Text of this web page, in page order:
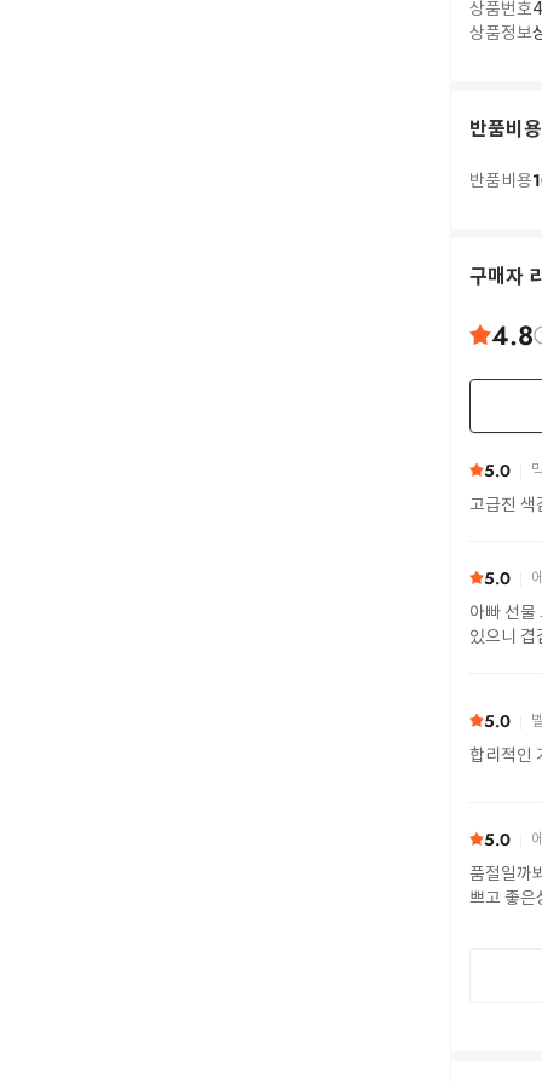
상품번호
상품정보
반품비용
반품비용
구매자
4.8
5.0
고급진 색
5.0
아빠 선물
있으니 겹
5.0
합리적인
5.0
품절일까
쁘고 좋은